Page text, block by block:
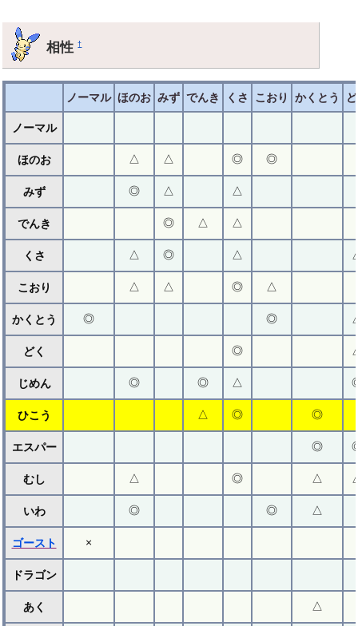
相性†
ノーマル ほのお みず でんき くさ こおり かくとう
ノーマル
ほのお △ △ ◎ ◎
みず ◎ △ △
でんき ◎ △ △
くさ △ ◎ △
こおり △ △ ◎ △
かくとう ◎ ◎
どく ◎
じめん ◎ ◎ △
ひこう △ ◎ ◎
エスパー ◎
むし △ ◎ △
いわ ◎ ◎ △
ゴースト ×
ドラゴン
あく △